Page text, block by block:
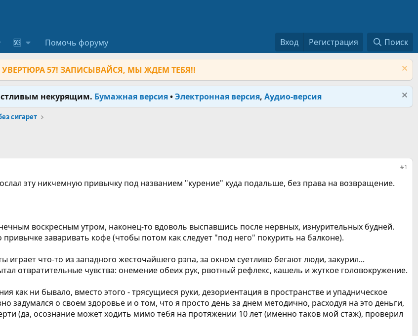
🆘 Помочь форуму Вход Регистрация Поиск
57! ЗАПИСЫВАЙСЯ, МЫ ЖДЕМ ТЕБЯ!!
некурящим. Бумажная версия•Электронная версия, Аудио-версия
сигарет
#1
эту никчемную привычку под названием "курение" куда подальше, без права на возвращение.
воскресным утром, наконец-то вдоволь выспавшись после нервных, изнурительных будней.
заваривать кофе (чтобы потом как следует "под него" покурить на балконе).
играет что-то из западного жесточайшего рэпа, за окном суетливо бегают люди, закурил...
отвратительные чувства: онемение обеих рук, рвотный рефлекс, кашель и жуткое головокружение.
как ни бывало, вместо этого - трясущиеся руки, дезориентация в пространстве и упадническое
задумался о своем здоровье и о том, что я просто день за днем методично, расходуя на это деньги,
(да, осознание может ходить мимо тебя на протяжении 10 лет (именно таков мой стаж), проверил